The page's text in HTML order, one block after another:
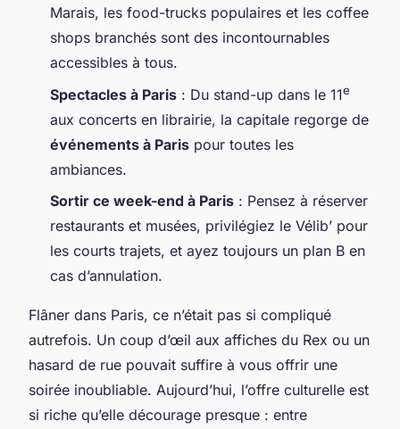
Marais, les food-trucks populaires et les coffee
shops branchés sont des incontournables
accessibles à tous.
Spectacles à Paris : Du stand-up dans le 11e
aux concerts en librairie, la capitale regorge de
événements à Paris pour toutes les
ambiances.
Sortir ce week-end à Paris : Pensez à réserver
restaurants et musées, privilégiez le Vélib’ pour
les courts trajets, et ayez toujours un plan B en
cas d’annulation.
Flâner dans Paris, ce n’était pas si compliqué
autrefois. Un coup d’œil aux affiches du Rex ou un
hasard de rue pouvait suffire à vous offrir une
soirée inoubliable. Aujourd’hui, l’offre culturelle est
si riche qu’elle décourage presque : entre